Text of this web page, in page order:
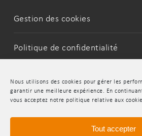
Nous utilisons des cookies pour gérer les
garantir une meilleure expérience. En
vous acceptez notre politique relative aux
Tout accepter
Gestion des cookies
Politique de confidentialité
LinkedInYoutube